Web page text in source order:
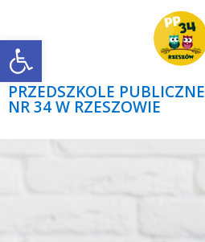
Open toolbar
PRZEDSZKOLE PUBLICZNE
NR 34 W RZESZOWIE